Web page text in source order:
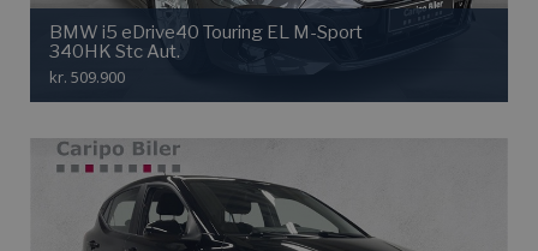
BMW i5 eDrive40 Touring EL M-Sport
340HK Stc Aut.
kr. 509.900